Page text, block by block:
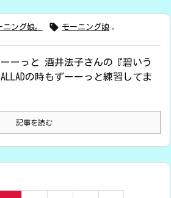
ニング娘。  モーニング娘 ,
ーっと 酒井法子さんの『碧いう
の時もずーーっと練習してま
記事を読む